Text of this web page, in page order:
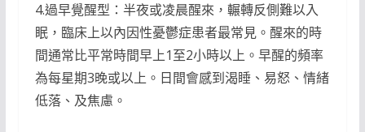
4.過早覺醒型：半夜或凌晨醒來，輾轉反側難以入
眠，臨床上以內因性憂鬱症患者最常見。醒來的時
間通常比平常時間早上1至2小時以上。早醒的頻率
為每星期3晚或以上。日間會感到渴睡、易怒、情緒
低落、及焦慮。